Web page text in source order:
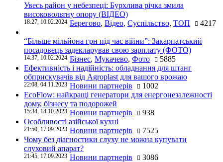
Увесь район у небезпеці: Бурхлива річка змила
високовольтну опору (ВІДЕО)
18:27, 10.02.2024 Берегово, Відео, Суспільство, ТОП 4217
“Більше мільйона грн під час війни”: Закарпатський
посадовець задекларував свою зарплату (ФОТО)
14:37, 10.02.2024 Бізнес, Мукачево, Фото
5885
Ефективність і надійність: обладнання для штанг
обприскувачів від Agroplast для вашого врожаю
22:08, 04.11.2023 Новини партнерів
1002
EcoFlow: найкращі генератори для енергонезалежності
дому, бізнесу та подорожей
15:34, 14.10.2023 Новини партнерів
938
Особливості азійської кухні
21:50, 17.09.2023 Новини партнерів
7525
Чому без діагностики слуху не можна купувати
слуховий апарат?
21:45, 17.09.2023 Новини партнерів 3086